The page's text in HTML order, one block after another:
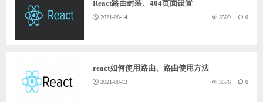
React路由封装、404页面设置
2021-08-14 3509 0
react如何使用路由、路由使用方法
2021-08-13 3576 0